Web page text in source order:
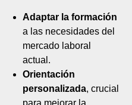
Adaptar la formación
a las necesidades del
mercado laboral
actual.
Orientación
personalizada, crucial
para mejorar la